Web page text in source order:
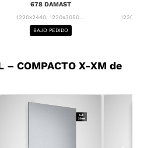
678 DAMAST
1220x2440, 1220x3050...
BAJO PEDIDO
COMPACTO X-XM de